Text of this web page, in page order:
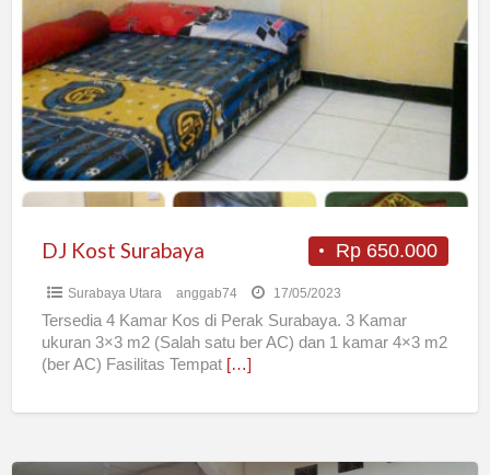
Kost
Surabaya
Rp 650.000
DJ Kost Surabaya
Surabaya Utara anggab74 17/05/2023
Tersedia 4 Kamar Kos di Perak Surabaya. 3 Kamar
ukuran 3×3 m2 (Salah satu ber AC) dan 1 kamar 4×3 m2
(ber AC) Fasilitas Tempat […]